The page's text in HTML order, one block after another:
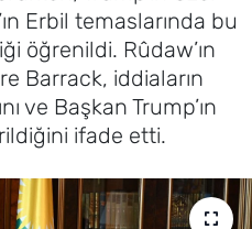
Erbil temaslarında bu
öğrenildi. Rûdaw’ın
Barrack, iddiaların
ve Başkan Trump’ın
ifade etti.